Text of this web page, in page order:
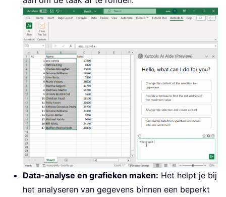
Data-analyse en grafieken maken: Het helpt je bij
het analyseren van gegevens binnen een beperkt